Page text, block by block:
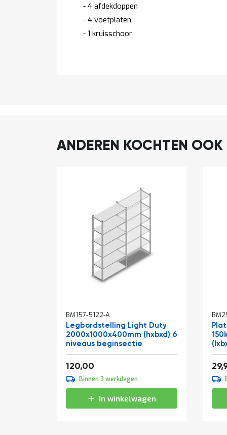
- 4 afdekdoppen
- 4 voetplaten
- 1 kruisschoor
ANDEREN KOCHTEN OOK
BM157-5122-A
Legbordstelling Light Duty
2000x1000x400mm (hxbxd) 6
niveaus beginsectie
Vanaf
120,00
Binnen 3 werkdagen
In winkelwagen